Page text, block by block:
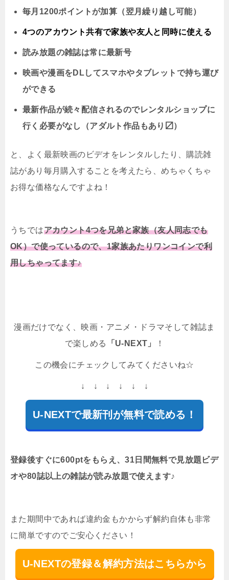
毎月1200ポイントが加算（翌月繰り越し可能）
4つのアカウント共有で家族や友人と同時に使える
読み放題の雑誌は常に最新号
映画や漫画をDLしてスマホやタブレットで持ち運び
ができる
最新作品が続々配信されるのでレンタルショップに
行く必要がなし（アダルト作品もあり〼）
と、よく最新映画のビデオをレンタルしたり、購読雑
誌があり毎月購入することを考えたら、めちゃくちゃ
お得な価格なんですよね！
うちではアカウント4つを兄弟と家族（友人同志でも
OK）で使っているので、1家族あたりワンコインで利
用しちゃってます♪
漫画だけでなく、映画・アニメ・ドラマそして雑誌ま
で楽しめる
「U-NEXT」 ！
この機会にチェックしてみてくださいね☆
↓ ↓ ↓ ↓ ↓ ↓
U-NEXTで最新刊が無料で読める！
登録後すぐに600ptをもらえ、31日間無料で見放題ビデ
オや80誌以上の雑誌が読み放題で使えます♪
また期間中であれば違約金もかからず解約自体も非常
に簡単ですのでご安心ください！
U-NEXTの登録＆解約方法はこちらから